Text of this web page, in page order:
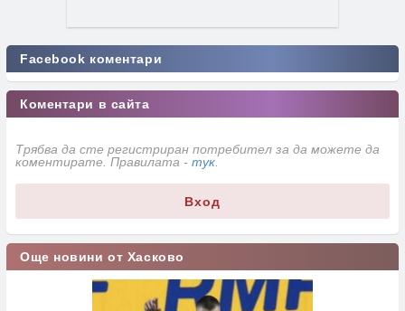
Facebook коментари
Коментари в сайта
Трябва да сте регистриран потребител за да можете да
коментирате. Правилата - тук
Вход
Още новини от Хасково